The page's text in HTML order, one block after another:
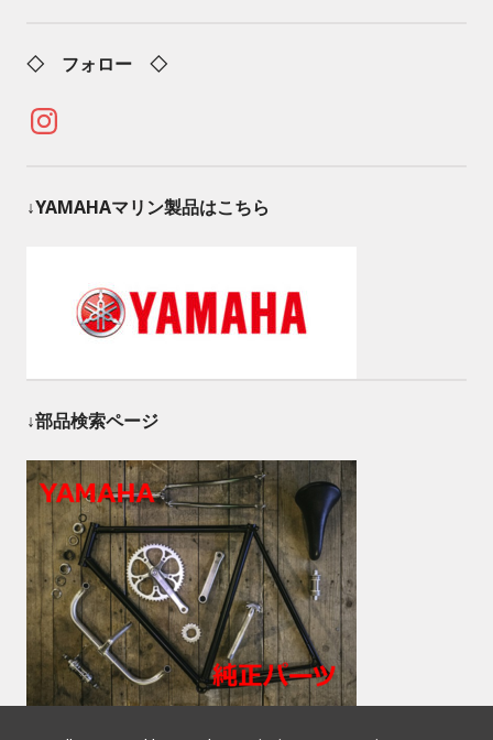
◇ フォロー ◇
Instagram
↓YAMAHAマリン製品はこちら
↓部品検索ページ